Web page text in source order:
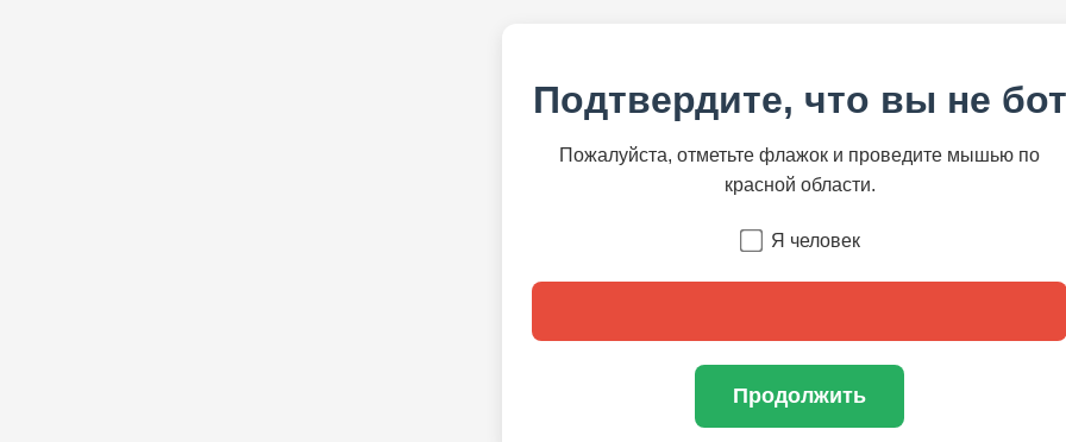
Подтвердите, что вы не бот
Пожалуйста, отметьте флажок и проведите мышью по
красной области.
Я человек
Продолжить